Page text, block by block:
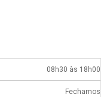
08h30 às 18h00
Fechamos